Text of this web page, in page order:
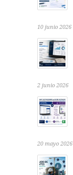
10 junio 2026
2 junio 2026
20 mayo 2026